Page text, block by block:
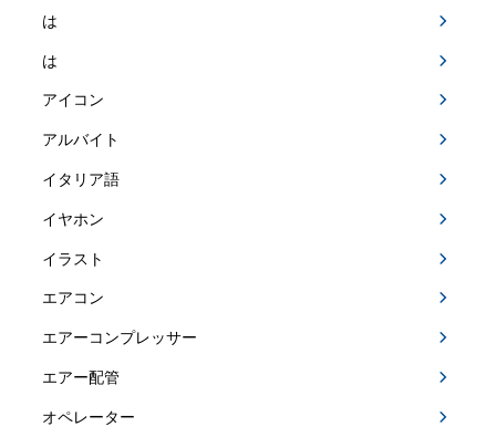
は
は
アイコン
アルバイト
イタリア語
イヤホン
イラスト
エアコン
エアーコンプレッサー
エアー配管
オペレーター